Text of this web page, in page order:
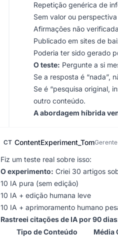
Repetição genérica de
Sem valor ou
Afirmações não
Publicado em sites de
Poderia ter sido gerado
O teste: Pergunte a si
Se a resposta é “nada”,
Se é “pesquisa original,
outro conteúdo.
A abordagem híbrida
CT ContentExperiment_Tom
Fiz um teste real sobre isso:
O experimento: Criei 30 artigos
10 IA pura (sem edição)
10 IA + edição humana leve
10 IA + aprimoramento humano
Rastreei citações de IA por 90
Tipo de Conteúdo
Média